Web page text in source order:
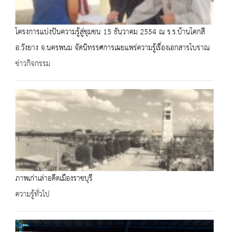
โครงการแบ่งปันความรู้สู่ชุมชน 15 ธันวาคม 2554 ณ ร.ร.บ้านโคกสี
อ.วังยาง จ.นครพนม จัดนิทรรศการเผยแพร่ความรู้เรื่องเอกสารโบราณ
ข่าวกิจกรรม
ภาพเก่าเล่าอดีตเมืองราชบุรี
ความรู้ทั่วไป